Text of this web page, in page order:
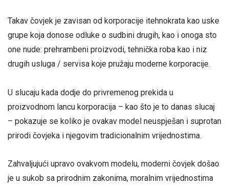
Takav čovjek je zavisan od korporacije itehnokrata kao uske
grupe koja donose odluke o sudbini drugih, kao i onoga sto
one nude: prehrambeni proizvodi, tehnička roba kao i niz
drugih usluga / servisa koje pružaju moderne korporacije.
U slucaju kada dodje do privremenog prekida u
proizvodnom lancu korporacija – kao što je to danas slucaj
– pokazuje se koliko je ovakav model neuspješan i suprotan
prirodi čovjeka i njegovim tradicionalnim vrijednostima.
Zahvaljujući upravo ovakvom modelu, moderni čovjek došao
je u sukob sa prirodnim zakonima, moralnim vrijednostima